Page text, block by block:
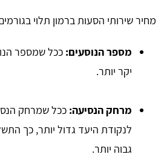
מחיר שירותי הסעות ברמון תלוי
מספר הנוסעים: ככל שמספר
יקר יותר.
מרחק הנסיעה: ככל שמרחק
לנקודת היעד גדול יותר, כך
גבוה יותר.